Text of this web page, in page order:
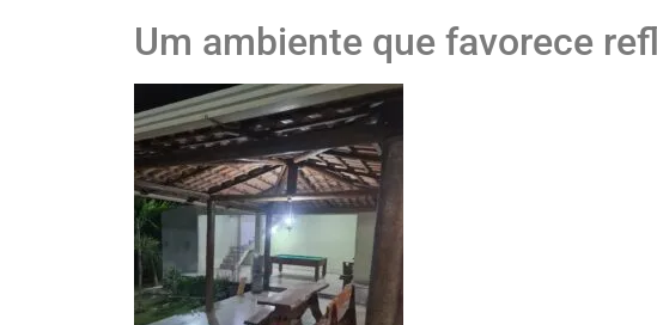
Um ambiente que favorece